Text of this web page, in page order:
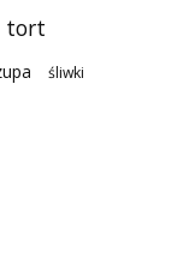
tort
śliwki